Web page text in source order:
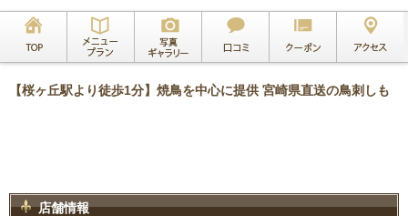
【桜ヶ丘駅より徒歩1分】焼鳥を中心に提供 宮崎県直送の鳥刺しも
店舗情報